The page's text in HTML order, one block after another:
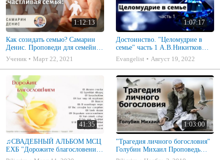
1:12:13
Как созидать семью? Самарин
Денис. Проповеди для семейных
МСЦ ЕХБ
Ученик Март 22, 2021
1:07:17
Достоинство. "Целомудрие в
семье" часть 1 А.В.Никитков
Беседа для семейных МСЦ ЕХБ
Evangelist Август 19, 2022
41:35
♫СВАДЕБНЫЙ АЛЬБОМ МСЦ
ЕХБ "Дорожите благословением
- Христианские песни.
1:03:00
"Трагедия личного богословия"
Голубин Михаил Проповедь
2019